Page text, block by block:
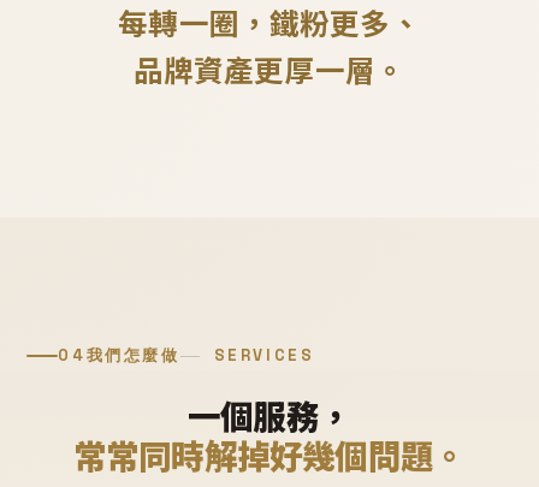
每轉一圈，鐵粉更多、
品牌資產更厚一層。
04我們怎麼做 SERVICES
一個服務，
常常同時解掉好幾個問題。